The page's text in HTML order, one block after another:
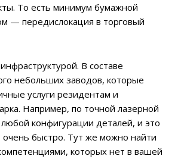
То есть минимум бумажной
— передислокация в торговый
В составе
небольших заводов, которые
услуги резидентам и
Например, по точной лазерной
конфигурации деталей, и это
очень быстро. Тут же можно найти
которых нет в вашей